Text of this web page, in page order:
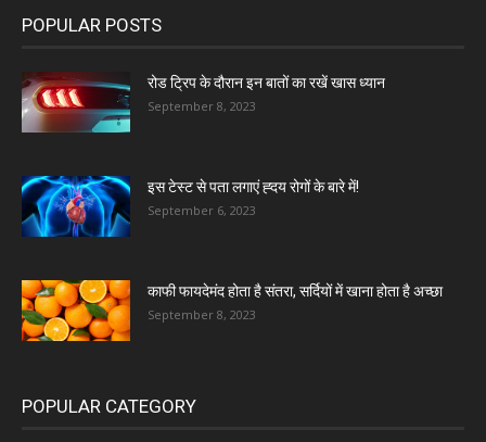
POPULAR POSTS
रोड ट्रिप के दौरान इन बातों का रखें खास ध्यान
September 8, 2023
इस टेस्ट से पता लगाएं ह्दय रोगों के बारे में!
September 6, 2023
काफी फायदेमंद होता है संतरा, सर्दियों में खाना होता है अच्छा
September 8, 2023
POPULAR CATEGORY